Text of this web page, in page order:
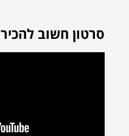
סרטון חשוב להכיר